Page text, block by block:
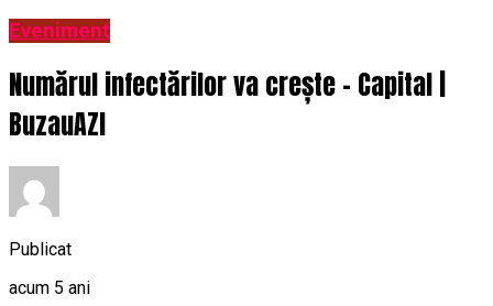
Eveniment
Numărul infectărilor va crește – Capital |
BuzauAZI
Publicat
acum 5 ani